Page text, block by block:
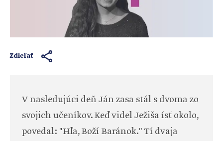
Zdieľať
V nasledujúci deň Ján zasa stál s dvoma zo
svojich učeníkov. Keď videl Ježiša ísť okolo,
povedal: "Hľa, Boží Baránok." Tí dvaja